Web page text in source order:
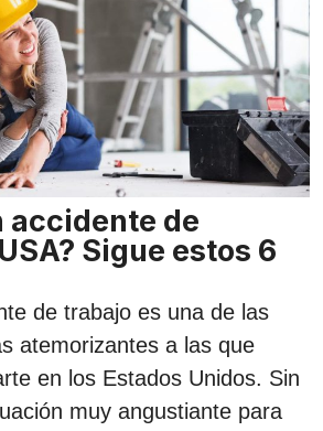
accidente de
Sigue estos 6
de trabajo es una de las
atemorizantes a las que
en los Estados Unidos. Sin
muy angustiante para